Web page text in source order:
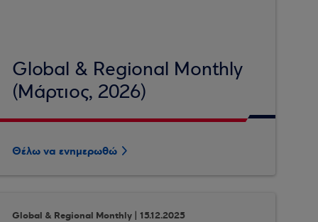
Global & Regional Monthly
(Μάρτιος, 2026)
Θέλω να ενημερωθώ
Global & Regional Monthly | 15.12.2025